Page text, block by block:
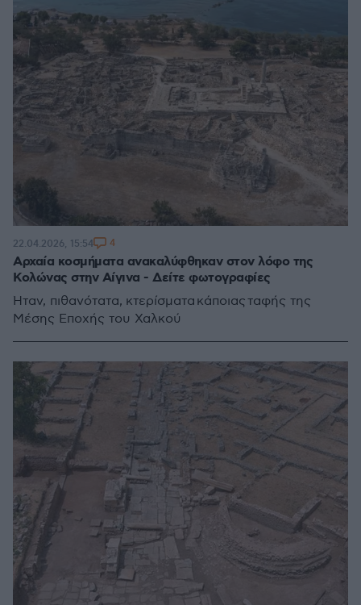
Αρχαία κοσμήματα ανακαλύφθηκαν στον λόφο της
Κολώνας στην Αίγινα - Δείτε φωτογραφίες
Ήταν, πιθανότατα, κτερίσματα κάποιας ταφής της
Μέσης Εποχής του Χαλκού
22.04.2026, 15:54 4